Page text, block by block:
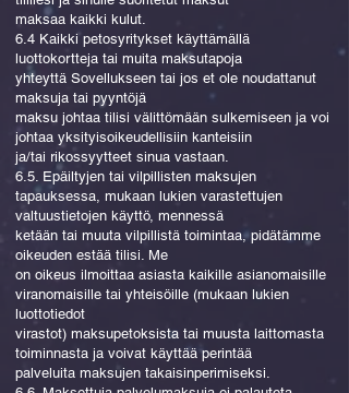
maksaa kaikki kulut.
6.4 Kaikki petosyritykset käyttämällä
luottokortteja tai muita maksutapoja
yhteyttä Sovellukseen tai jos et ole noudattanut
maksuja tai pyyntöjä
maksu johtaa tilisi välittömään sulkemiseen ja voi
johtaa yksityisoikeudellisiin kanteisiin
ja/tai rikossyytteet sinua vastaan.
6.5. Epäiltyjen tai vilpillisten maksujen
tapauksessa, mukaan lukien varastettujen
valtuustietojen käyttö, mennessä
ketään tai muuta vilpillistä toimintaa, pidätämme
oikeuden estää tilisi. Me
on oikeus ilmoittaa asiasta kaikille asianomaisille
viranomaisille tai yhteisöille (mukaan lukien
luottotiedot
virastot) maksupetoksista tai muusta laittomasta
toiminnasta ja voivat käyttää perintää
palveluita maksujen takaisinperimiseksi.